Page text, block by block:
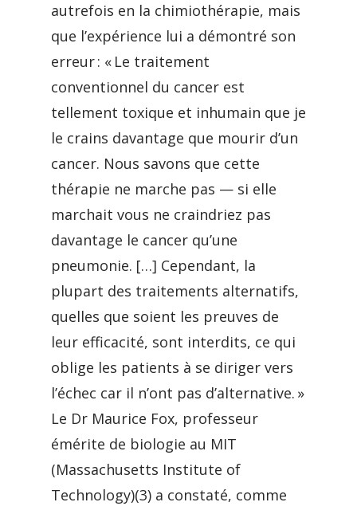
autrefois en la chimiothérapie, mais
que l’expérience lui a démontré son
erreur : « Le traitement
conventionnel du cancer est
tellement toxique et inhumain que je
le crains davantage que mourir d’un
cancer. Nous savons que cette
thérapie ne marche pas — si elle
marchait vous ne craindriez pas
davantage le cancer qu’une
pneumonie. […] Cependant, la
plupart des traitements alternatifs,
quelles que soient les preuves de
leur efficacité, sont interdits, ce qui
oblige les patients à se diriger vers
l’échec car il n’ont pas d’alternative. »
Le Dr Maurice Fox, professeur
émérite de biologie au MIT
(Massachusetts Institute of
Technology)(3) a constaté, comme